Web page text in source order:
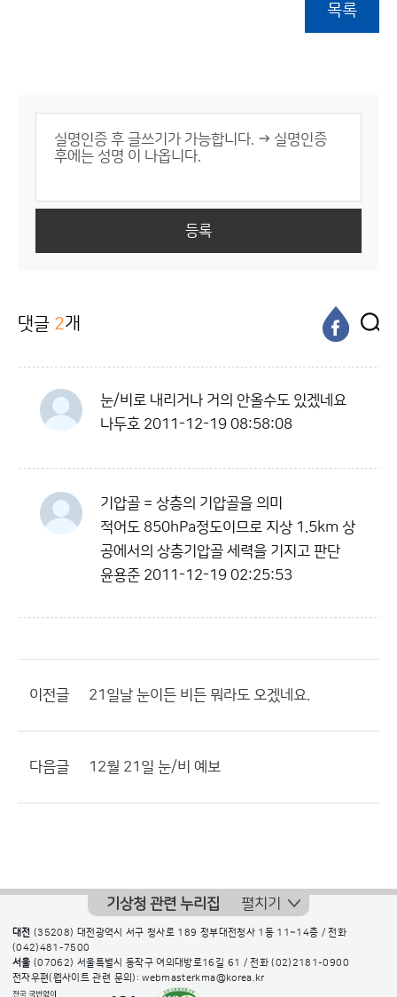
목록
등록
댓글 2개
눈/비로 내리거나 거의 안올수도 있겠네요
나두호 2011-12-19 08:58:08
기압골 = 상층의 기압골을 의미
적어도 850hPa정도이므로 지상 1.5km 상
공에서의 상층기압골 세력을 기지고 판단
윤용준 2011-12-19 02:25:53
이전글 21일날 눈이든 비든 뭐라도 오겠네요.
다음글 12월 21일 눈/비 예보
기상청 관련 누리집 펼치기
대전 (35208) 대전광역시 서구 청사로 189 정부대전청사 1동 11~14층 / 전화
(042)481-7500
서울 (07062) 서울특별시 동작구 여의대방로16길 61 / 전화(02)2181-0900
전자우편(웹사이트 관련 문의): webmasterkma@korea.kr